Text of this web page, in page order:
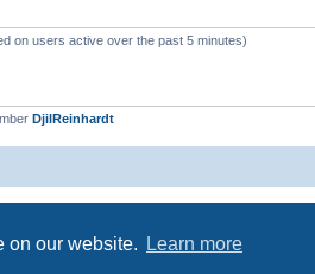
on our website. Learn more
on users active over the past 5 minutes)
DjilReinhardt